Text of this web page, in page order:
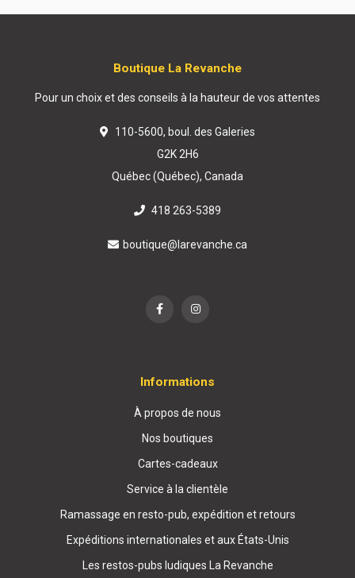
Boutique La Revanche
Pour un choix et des conseils à la hauteur de vos attentes
110-5600, boul. des Galeries
G2K 2H6
Québec (Québec), Canada
418 263-5389
boutique@larevanche.ca
Informations
À propos de nous
Nos boutiques
Cartes-cadeaux
Service à la clientèle
Ramassage en resto-pub, expédition et retours
Expéditions internationales et aux États-Unis
Les restos-pubs ludiques La Revanche